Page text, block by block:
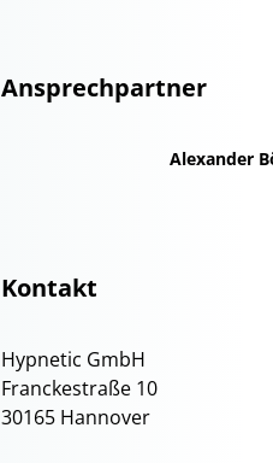
Ansprechpartner
Alexander
Kontakt
Hypnetic GmbH
Franckestraße 10
30165 Hannover